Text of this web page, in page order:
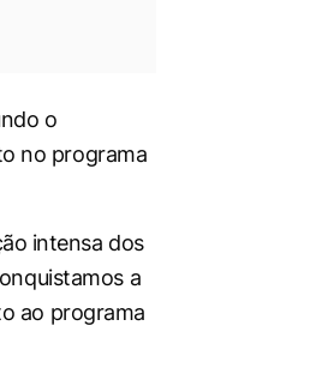
o
no programa
intensa dos
a
ao programa